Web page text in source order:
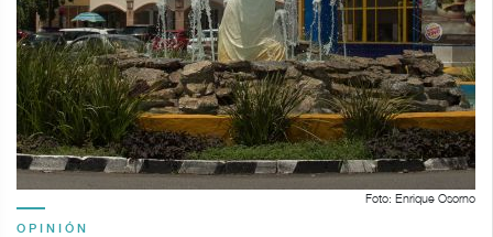
Foto: Enrique Osorno
OPINIÓN